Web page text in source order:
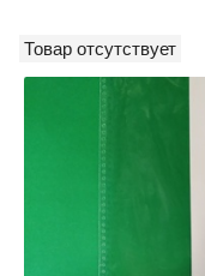
Товар отсутствует